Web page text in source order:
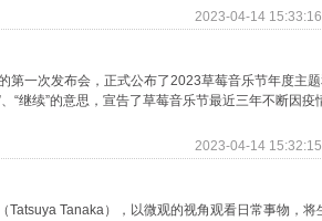
2023-04-14
第一次发布会，正式公布了2023草莓音乐节年度
“继续”的意思，宣告了草莓音乐节最近三年不断因
2023-04-14
Tatsuya Tanaka），以微观的视角观看日常事物，将